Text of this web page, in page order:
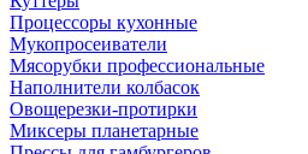
Процессоры кухонные
Мукопросеиватели
Мясорубки профессиональные
Наполнители колбасок
Овощерезки-протирки
Миксеры планетарные